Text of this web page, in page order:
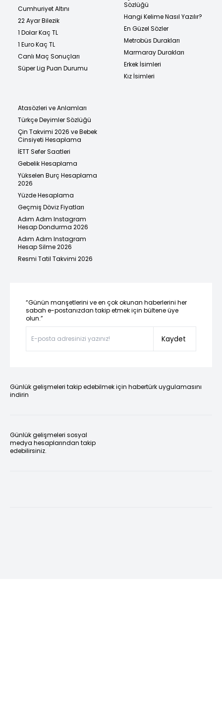
Cumhuriyet Altını
22 Ayar Bilezik
1 Dolar Kaç TL
1 Euro Kaç TL
Canlı Maç Sonuçları
Süper Lig Puan Durumu
Sözlüğü
Hangi Kelime Nasıl Yazılır?
En Güzel Sözler
Metrobüs Durakları
Marmaray Durakları
Erkek İsimleri
Kız İsimleri
Atasözleri ve Anlamları
Türkçe Deyimler Sözlüğü
Çin Takvimi 2026 ve Bebek
Cinsiyeti Hesaplama
İETT Sefer Saatleri
Gebelik Hesaplama
Yükselen Burç Hesaplama
2026
Yüzde Hesaplama
Geçmiş Döviz Fiyatları
Adım Adım Instagram
Hesap Dondurma 2026
Adım Adım Instagram
Hesap Silme 2026
Resmi Tatil Takvimi 2026
“Günün manşetlerini ve en çok okunan haberlerini her
sabah e-postanızdan takip etmek için bültene üye
olun.”
Kaydet
Günlük gelişmeleri takip edebilmek için habertürk uygulamasını
indirin
Günlük gelişmeleri sosyal
medya hesaplarından takip
edebilirsiniz.